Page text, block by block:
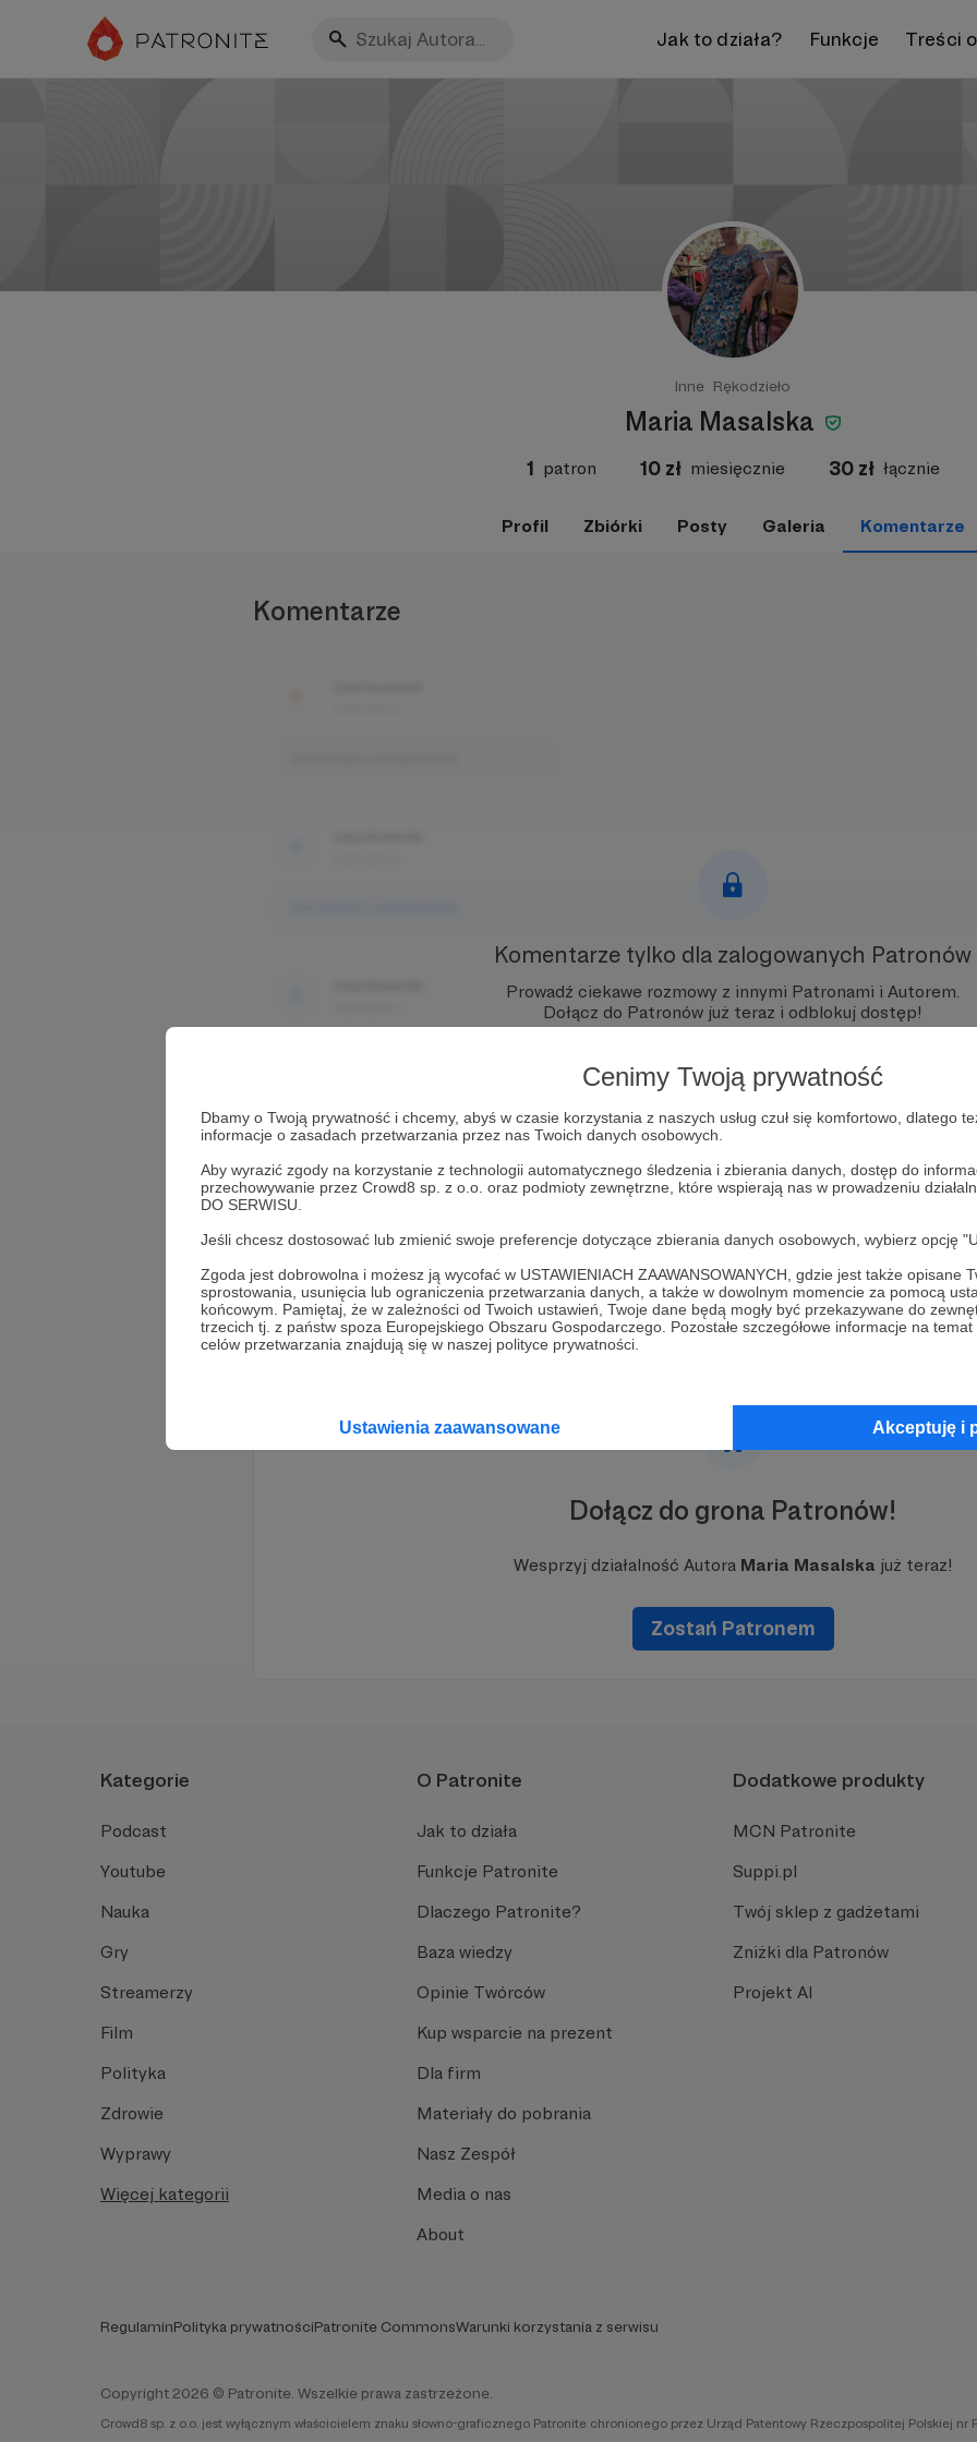
Cenimy Twoją prywatność
Dbamy o Twoją prywatność i chcemy, abyś w czasie korzystania z naszych usług czuł się komfortowo, dlatego
informacje o zasadach przetwarzania przez nas Twoich danych osobowych.
Aby wyrazić zgody na korzystanie z technologii automatycznego śledzenia i zbierania danych, dostęp do
przechowywanie przez Crowd8 sp. z o.o. oraz podmioty zewnętrzne, które wspierają nas w prowadzeniu
DO SERWISU.
Jeśli chcesz dostosować lub zmienić swoje preferencje dotyczące zbierania danych osobowych, wybierz opcję
Zgoda jest dobrowolna i możesz ją wycofać w USTAWIENIACH ZAAWANSOWANYCH, gdzie jest także opisane
sprostowania, usunięcia lub ograniczenia przetwarzania danych, a także w dowolnym momencie za pomocą
końcowym. Pamiętaj, że w zależności od Twoich ustawień, Twoje dane będą mogły być przekazywane do
trzecich tj. z państw spoza Europejskiego Obszaru Gospodarczego. Pozostałe szczegółowe informacje na
celów przetwarzania znajdują się w naszej polityce prywatności.
Ustawienia zaawansowane Akceptuję i
Jak to działa? Funkcje Treści
Inne Rękodzieło
Maria Masalska
1 patron 10 zł miesięcznie 30 zł łącznie
Profil Zbiórki Posty Galeria Komentarze
Komentarze
Użytkownik
Komentarz użytkownika
Komentarze tylko dla zalogowanych Patronów
Prowadź ciekawe rozmowy z innymi Patronami i Autorem.
Dołącz do Patronów już teraz i odblokuj dostęp!
Zostań Patronem
Dołącz do grona Patronów!
Wesprzyj działalność Autora Maria Masalska już teraz!
Zostań Patronem
Kategorie
Podcast
Youtube
Nauka
Gry
Streamerzy
Film
Polityka
Zdrowie
Wyprawy
Więcej kategorii
O Patronite
Jak to działa
Funkcje Patronite
Dlaczego Patronite?
Baza wiedzy
Opinie Twórców
Kup wsparcie na prezent
Dla firm
Materiały do pobrania
Nasz Zespół
Media o nas
About
Dodatkowe produkty
MCN Patronite
Suppi.pl
Twój sklep z gadżetami
Zniżki dla Patronów
Projekt AI
RegulaminPolityka prywatnościPatronite CommonsWarunki korzystania z serwisu
Copyright 2026 © Patronite. Wszelkie prawa zastrzeżone.
Crowd8 sp. z o.o. jest wyłącznym właścicielem znaku słowno-graficznego Patronite chronionego przez Urząd Patentowy Rzeczpospolitej Polskiej nr